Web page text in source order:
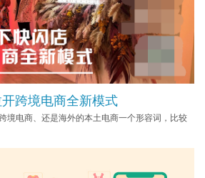
跨境电商全新模式
境电商、还是海外的本土电商一个形容词，比较